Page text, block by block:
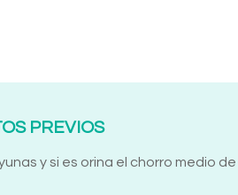
PREVIOS
y si es orina el chorro medio de